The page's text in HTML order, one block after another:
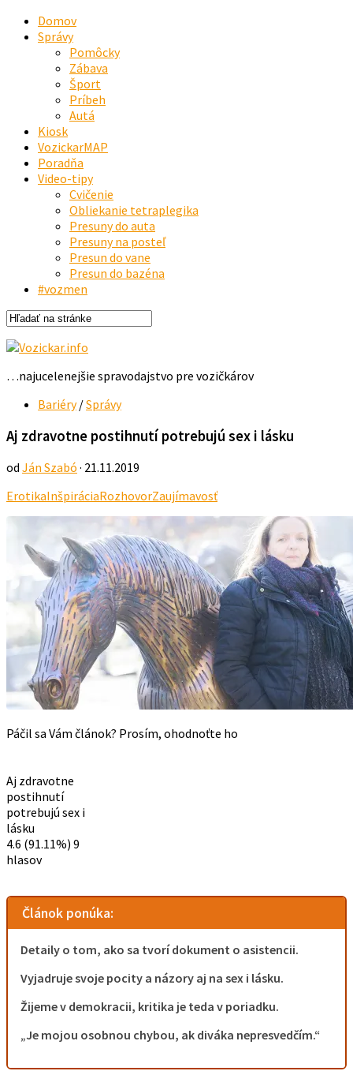
Domov
Správy
Pomôcky
Zábava
Šport
Príbeh
Autá
Kiosk
VozickarMAP
Poradňa
Video-tipy
Cvičenie
Obliekanie tetraplegika
Presuny do auta
Presuny na posteľ
Presun do vane
Presun do bazéna
#vozmen
…najucelenejšie spravodajstvo pre vozičkárov
Bariéry /Správy
Aj zdravotne postihnutí potrebujú sex i lásku
od Ján Szabó · 21.11.2019
ErotikaInšpiráciaRozhovorZaujímavosť
Páčil sa Vám článok? Prosím, ohodnoťte ho
Aj zdravotne
postihnutí
potrebujú sex i
lásku
4.6 (91.11%) 9
hlasov
Článok ponúka:
Detaily o tom, ako sa tvorí dokument o asistencii.
Vyjadruje svoje pocity a názory aj na sex i lásku.
Žijeme v demokracii, kritika je teda v poriadku.
„Je mojou osobnou chybou, ak diváka nepresvedčím.“